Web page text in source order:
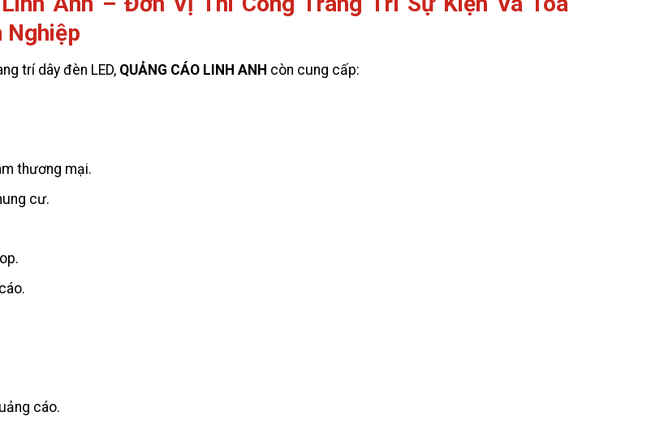
Nghiệp
trí dây đèn LED, QUẢNG CÁO LINH ANH còn cung cấp:
thương mại.
cư.
cáo.